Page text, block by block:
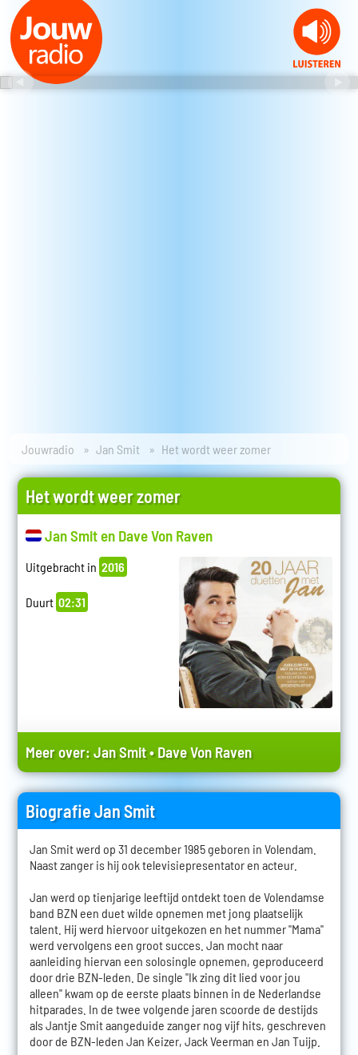
Jouwradio Jan Smit Het wordt weer zomer
Het wordt weer zomer
Jan Smit en Dave Von Raven
Uitgebracht in 2016
Duurt 02:31
Meer over:Jan Smit•Dave Von Raven
Biografie Jan Smit
Jan Smit werd op 31 december 1985 geboren in Volendam.
Naast zanger is hij ook televisiepresentator en acteur.
Jan werd op tienjarige leeftijd ontdekt toen de Volendamse
band BZN een duet wilde opnemen met jong plaatselijk
talent. Hij werd hiervoor uitgekozen en het nummer "Mama"
werd vervolgens een groot succes. Jan mocht naar
aanleiding hiervan een solosingle opnemen, geproduceerd
door drie BZN-leden. De single "Ik zing dit lied voor jou
alleen" kwam op de eerste plaats binnen in de Nederlandse
hitparades. In de twee volgende jaren scoorde de destijds
als Jantje Smit aangeduide zanger nog vijf hits, geschreven
door de BZN-leden Jan Keizer, Jack Veerman en Jan Tuijp.